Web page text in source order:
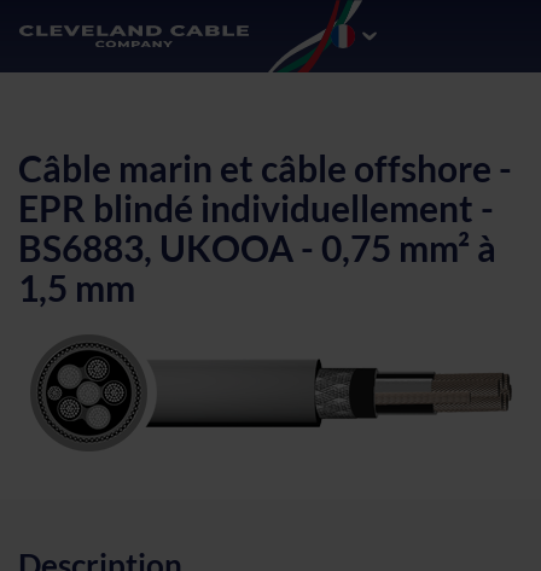
Câble marin et câble offshore -
EPR blindé individuellement -
BS6883, UKOOA - 0,75 mm² à
1,5 mm